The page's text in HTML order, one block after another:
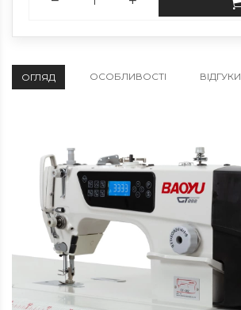
ОГЛЯД ОСОБЛИВОСТІ ВІДГУКИ